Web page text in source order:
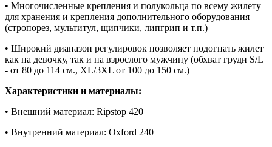
• Многочисленные крепления и полукольца по всему жилету
для хранения и крепления дополнительного оборудования
(стропорез, мультитул, щипчики, липгрип и т.п.)
• Широкий диапазон регулировок позволяет подогнать жилет
как на девочку, так и на взрослого мужчину (обхват груди S/L
- от 80 до 114 см., XL/3XL от 100 до 150 см.)
Характеристики и материалы:
• Внешний материал: Ripstop 420
• Внутренний материал: Oxford 240